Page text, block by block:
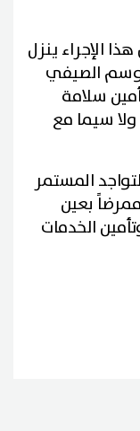
الإجراء ينزل
الصيفي
سلامة
سيما مع
المستمر
بعين
الخدمات